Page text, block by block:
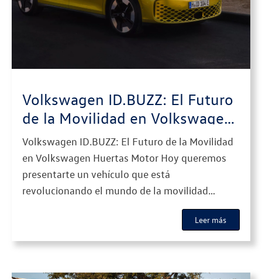
Volkswagen ID.BUZZ: El Futuro
de la Movilidad en Volkswagen
Huertas Motor
Volkswagen ID.BUZZ: El Futuro de la Movilidad
en Volkswagen Huertas Motor Hoy queremos
presentarte un vehículo que está
revolucionando el mundo de la movilidad
eléctrica: el Volkswagen ID.BUZZ. Con un diseño
Volkswagen, la ID.BUZZ fusiona la estética retro
compromiso con la […]
Leer más